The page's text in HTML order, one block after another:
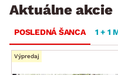
Aktuálne akcie
POSLEDNÁ ŠANCA 1 + 1
Výpredaj